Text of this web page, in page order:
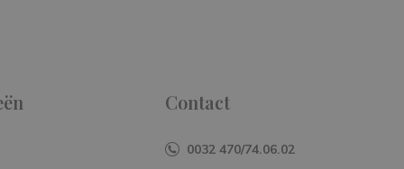
Contact
0032 470/74.06.02